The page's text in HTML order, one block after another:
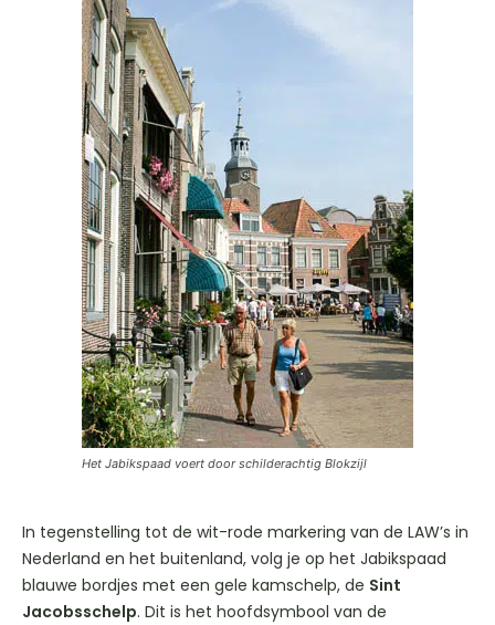
Het Jabikspaad voert door schilderachtig Blokzijl
In tegenstelling tot de wit-rode markering van de LAW’s in
Nederland en het buitenland, volg je op het Jabikspaad
blauwe bordjes met een gele kamschelp, de Sint
Jacobsschelp. Dit is het hoofdsymbool van de